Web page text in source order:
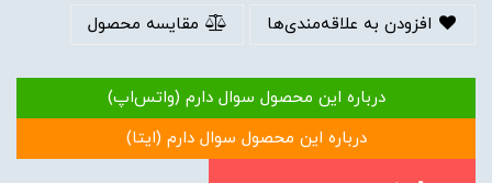
افزودن به علاقه‌مندی‌ها مقایسه محصول
درباره این محصول سوال دارم (واتس‌اپ)
درباره این محصول سوال دارم (ایتا)